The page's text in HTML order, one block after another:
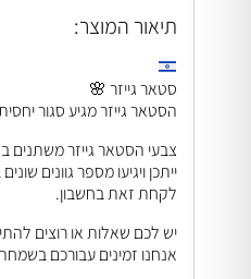
תיאור המוצר:
סטאר גייזר 🌸
הסטאר גייזר מגיע סגור
צבעי הסטאר גייזר משתנים
ייתכן ויגיעו מספר גוונים
לקחת זאת בחשבון.
יש לכם שאלות או רוצים
אנחנו זמינים עבורכם